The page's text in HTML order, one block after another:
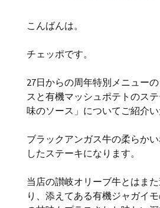
こんばんは。
チェッポです。
27日からの周年特別メニュー
スと有機マッシュポテトのス
味のソース」についてご紹介い
ブラックアンガス牛の柔らか
したステーキになります。
当店の讃岐オリーブ牛とはま
り、添えてある有機ジャガイ